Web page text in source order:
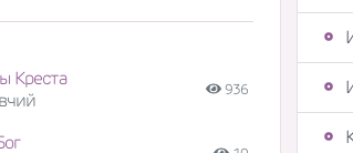
Креста
936